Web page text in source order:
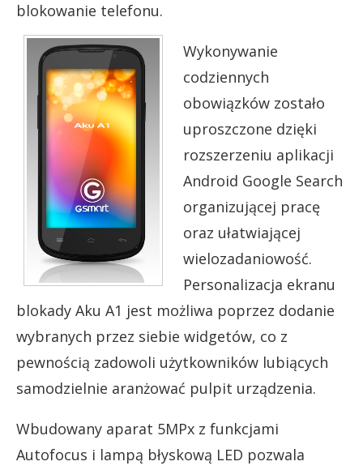
blokowanie telefonu.
Wykonywanie
codziennych
obowiązków zostało
uproszczone dzięki
rozszerzeniu aplikacji
Android Google Search
organizującej pracę
oraz ułatwiającej
wielozadaniowość.
Personalizacja ekranu
blokady Aku A1 jest możliwa poprzez dodanie
wybranych przez siebie widgetów, co z
pewnością zadowoli użytkowników lubiących
samodzielnie aranżować pulpit urządzenia.
Wbudowany aparat 5MPx z funkcjami
Autofocus i lampą błyskową LED pozwala